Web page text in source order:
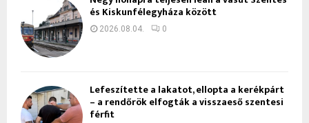
és Kiskunfélegyháza között
2026.08.04. 0
Lefeszítette a lakatot, ellopta a kerékpárt
– a rendőrök elfogták a visszaeső szentesi
férfit